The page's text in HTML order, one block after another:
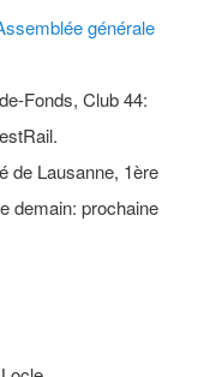
générale
Fonds, Club 44:
de Lausanne, 1ère
demain: prochaine